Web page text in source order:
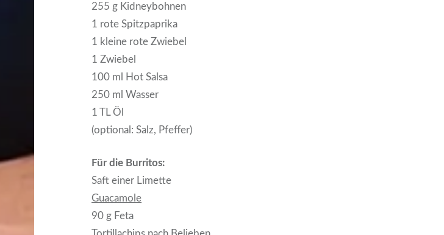
255 g Kidneybohnen
1 rote Spitzpaprika
1 kleine rote Zwiebel
1 Zwiebel
100 ml Hot Salsa
250 ml Wasser
1 TL Öl
(optional: Salz, Pfeffer)
Für die Burritos:
Saft einer Limette
Guacamole
90 g Feta